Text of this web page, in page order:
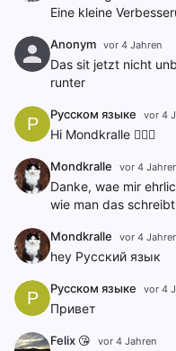
Eine kleine
Anonym vor 4 Jahren
Das sit jetzt nicht
runter
Р Русском языке vor 4
Hi Mondkralle 🙋🏽‍♀️
Mondkralle vor 4
Danke, wae mir
wie man das schreibt
Mondkralle vor 4
hey Русский язык
Р Русском языке vor 4
Привет
Felix 😘 vor 4 Jahren